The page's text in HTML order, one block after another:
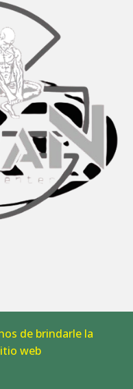
de Cookies
reservados.
de brindarle la
web